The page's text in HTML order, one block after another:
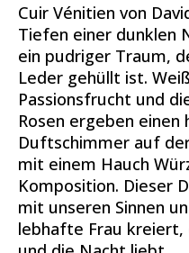
Cuir Vénitien von
Tiefen einer dunklen
ein pudriger Traum,
Leder gehüllt ist.
Passionsfrucht und
Rosen ergeben einen
Duftschimmer auf
mit einem Hauch
Komposition. Dieser
mit unseren Sinnen
lebhafte Frau kreiert,